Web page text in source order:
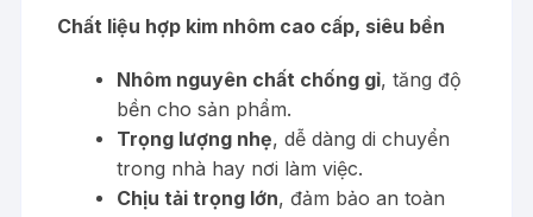
Chất liệu hợp kim nhôm cao cấp, siêu bền
Nhôm nguyên chất chống gỉ, tăng độ
bền cho sản phẩm.
Trọng lượng nhẹ, dễ dàng di chuyển
trong nhà hay nơi làm việc.
Chịu tải trọng lớn, đảm bảo an toàn